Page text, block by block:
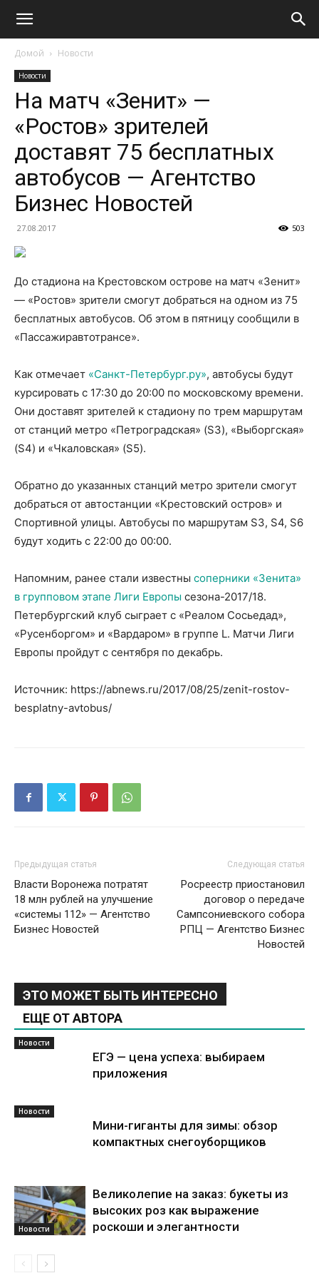
Домой Новости
Новости
На матч «Зенит» —
«Ростов» зрителей
доставят 75 бесплатных
автобусов — Агентство
Бизнес Новостей
27.08.2017 503
До стадиона на Крестовском острове на матч «Зенит»
— «Ростов» зрители смогут добраться на одном из 75
бесплатных автобусов. Об этом в пятницу сообщили в
«Пассажиравтотрансе».
Как отмечает «Санкт-Петербург.ру», автобусы будут
курсировать с 17:30 до 20:00 по московскому времени.
Они доставят зрителей к стадиону по трем маршрутам
от станций метро «Петроградская» (S3), «Выборгская»
(S4) и «Чкаловская» (S5).
Обратно до указанных станций метро зрители смогут
добраться от автостанции «Крестовский остров» и
Спортивной улицы. Автобусы по маршрутам S3, S4, S6
будут ходить с 22:00 до 00:00.
Напомним, ранее стали известны соперники «Зенита»
в групповом этапе Лиги Европы сезона-2017/18.
Петербургский клуб сыграет с «Реалом Сосьедад»,
«Русенборгом» и «Вардаром» в группе L. Матчи Лиги
Европы пройдут с сентября по декабрь.
Источник: https://abnews.ru/2017/08/25/zenit-rostov-
besplatny-avtobus/
Предыдущая статья
Власти Воронежа потратят
18 млн рублей на улучшение
«системы 112» — Агентство
Бизнес Новостей
Следующая статья
Росреестр приостановил
договор о передаче
Сампсониевского собора
РПЦ — Агентство Бизнес
Новостей
ЭТО МОЖЕТ БЫТЬ ИНТЕРЕСНО
ЕЩЕ ОТ АВТОРА
Новости
ЕГЭ — цена успеха: выбираем
приложения
Новости
Мини-гиганты для зимы: обзор
компактных снегоуборщиков
Новости
Великолепие на заказ: букеты из
высоких роз как выражение
роскоши и элегантности